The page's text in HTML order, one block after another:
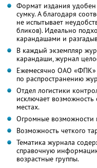
Формат издания
сумку. А благодаря
не испытывает
бликов). Идеально
карандашами и
В каждый экземпляр
карандаши, журнал
Ежемесячно ОАО «ФПК»
по распространению
Отдел логистики
исключает возможность
местах.
Огромные возможности
Возможность четкого
Тематика журнала
справочную
возрастные группы.